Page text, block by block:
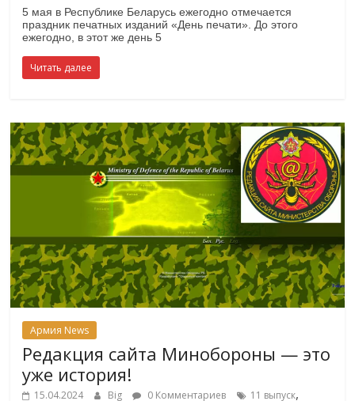
5 мая в Республике Беларусь ежегодно отмечается
праздник печатных изданий «День печати». До этого
ежегодно, в этот же день 5
Читать далее
Армия News
Редакция сайта Минобороны — это
уже история!
15.04.2024 Big 0 Комментариев 11 выпуск,